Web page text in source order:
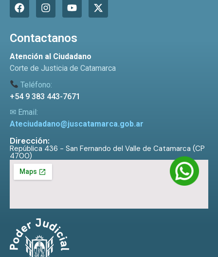
Contactanos
Atención al Ciudadano
Corte de Justicia de Catamarca
Teléfono:
+54 9 383 443-7671
✉ Email:
Ateciudadano@juscatamarca.gob.ar
Dirección:
República 436 - San Fernando del Valle de Catamarca (CP
4700)